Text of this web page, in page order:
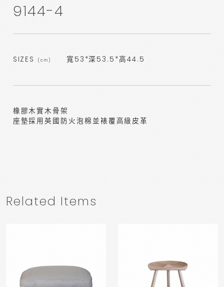
9144-4
SIZES (cm) 寬53*深53.5*高44.5
橡膠木實木骨架
座墊採用英國防火泡棉並裱覆高級皮革
Related Items